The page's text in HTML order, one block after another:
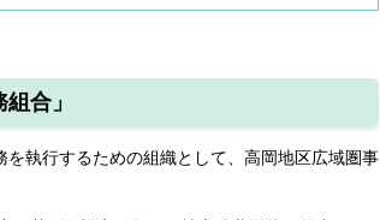
合」
執行するための組織として、高岡地区広域圏事